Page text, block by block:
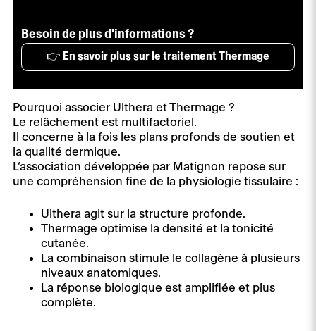
Besoin de plus d'informations ?
👉 En savoir plus sur le traitement Thermage
Pourquoi associer Ulthera et Thermage ?
Le relâchement est multifactoriel.
Il concerne à la fois les plans profonds de soutien et
la qualité dermique.
L’association développée par Matignon repose sur
une compréhension fine de la physiologie tissulaire :
Ulthera agit sur la structure profonde.
Thermage optimise la densité et la tonicité
cutanée.
La combinaison stimule le collagène à plusieurs
niveaux anatomiques.
La réponse biologique est amplifiée et plus
complète.